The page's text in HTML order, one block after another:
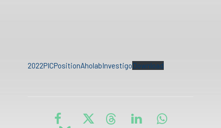
2022PICPositionAholabInvestigoDownload